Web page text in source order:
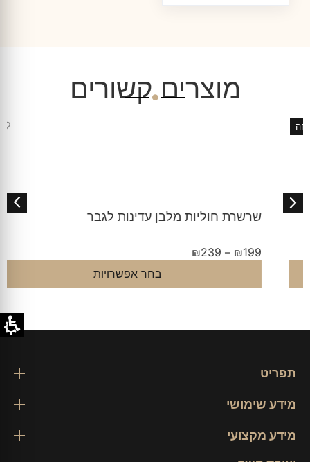
מוצרים קשורים
שרשרת חוליות מלבן עדינות לגבר
–
₪239
בחר אפשרויות
תפריט
מידע שימושי
מידע מקצועי